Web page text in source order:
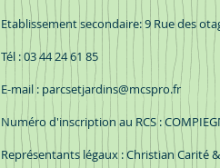
Etablissement secondaire: 9 Rue des
Tél : 03 44 24 61 85
E-mail : parcsetjardins@mcspro.fr
Numéro d'inscription au RCS :
Représentants légaux : Christian Carité